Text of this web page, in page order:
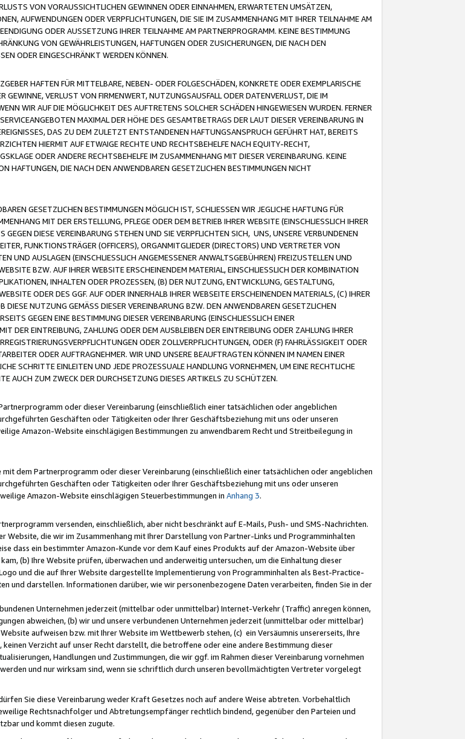
VON VORAUSSICHTLICHEN GEWINNEN ODER EINNAHMEN, ERWARTETEN UMSÄTZEN,
AUFWENDUNGEN ODER VERPFLICHTUNGEN, DIE SIE IM ZUSAMMENHANG MIT IHRER TEILNAHME AM
ODER AUSSETZUNG IHRER TEILNAHME AM PARTNERPROGRAMM. KEINE BESTIMMUNG
VON GEWÄHRLEISTUNGEN, HAFTUNGEN ODER ZUSICHERUNGEN, DIE NACH DEN
ODER EINGESCHRÄNKT WERDEN KÖNNEN.
HAFTEN FÜR MITTELBARE, NEBEN- ODER FOLGESCHÄDEN, KONKRETE ODER EXEMPLARISCHE
VERLUST VON FIRMENWERT, NUTZUNGSAUSFALL ODER DATENVERLUST, DIE IM
WIR AUF DIE MÖGLICHKEIT DES AUFTRETENS SOLCHER SCHÄDEN HINGEWIESEN WURDEN. FERNER
MAXIMAL DER HÖHE DES GESAMTBETRAGS DER LAUT DIESER VEREINBARUNG IN
DAS ZU DEM ZULETZT ENTSTANDENEN HAFTUNGSANSPRUCH GEFÜHRT HAT, BEREITS
HIERMIT AUF ETWAIGE RECHTE UND RECHTSBEHELFE NACH EQUITY-RECHT,
ODER ANDERE RECHTSBEHELFE IM ZUSAMMENHANG MIT DIESER VEREINBARUNG. KEINE
HAFTUNGEN, DIE NACH DEN ANWENDBAREN GESETZLICHEN BESTIMMUNGEN NICHT
GESETZLICHEN BESTIMMUNGEN MÖGLICH IST, SCHLIESSEN WIR JEGLICHE HAFTUNG FÜR
MIT DER ERSTELLUNG, PFLEGE ODER DEM BETRIEB IHRER WEBSITE (EINSCHLIESSLICH IHRER
DIESE VEREINBARUNG STEHEN UND SIE VERPFLICHTEN SICH, UNS, UNSERE VERBUNDENEN
FUNKTIONSTRÄGER (OFFICERS), ORGANMITGLIEDER (DIRECTORS) UND VERTRETER VON
UND AUSLAGEN (EINSCHLIESSLICH ANGEMESSENER ANWALTSGEBÜHREN) FREIZUSTELLEN UND
BZW. AUF IHRER WEBSITE ERSCHEINENDEM MATERIAL, EINSCHLIESSLICH DER KOMBINATION
INHALTEN ODER PROZESSEN, (B) DER NUTZUNG, ENTWICKLUNG, GESTALTUNG,
ODER DES GGF. AUF ODER INNERHALB IHRER WEBSEITE ERSCHEINENDEN MATERIALS, (C) IHRER
NUTZUNG GEMÄSS DIESER VEREINBARUNG BZW. DEN ANWENDBAREN GESETZLICHEN
GEGEN EINE BESTIMMUNG DIESER VEREINBARUNG (EINSCHLIESSLICH EINER
DER EINTREIBUNG, ZAHLUNG ODER DEM AUSBLEIBEN DER EINTREIBUNG ODER ZAHLUNG IHRER
ODER ZOLLVERPFLICHTUNGEN, ODER (F) FAHRLÄSSIGKEIT ODER
ODER AUFTRAGNEHMER. WIR UND UNSERE BEAUFTRAGTEN KÖNNEN IM NAMEN EINER
SCHRITTE EINLEITEN UND JEDE PROZESSUALE HANDLUNG VORNEHMEN, UM EINE RECHTLICHE
AUCH ZUM ZWECK DER DURCHSETZUNG DIESES ARTIKELS ZU SCHÜTZEN.
oder dieser Vereinbarung (einschließlich einer tatsächlichen oder angeblichen
Geschäften oder Tätigkeiten oder Ihrer Geschäftsbeziehung mit uns oder unseren
Amazon-Website einschlägigen Bestimmungen zu anwendbarem Recht und Streitbeilegung in
dem Partnerprogramm oder dieser Vereinbarung (einschließlich einer tatsächlichen oder angeblichen
Geschäften oder Tätigkeiten oder Ihrer Geschäftsbeziehung mit uns oder unseren
Amazon-Website einschlägigen Steuerbestimmungen in Anhang 3.
versenden, einschließlich, aber nicht beschränkt auf E-Mails, Push- und SMS-Nachrichten.
Website, die wir im Zusammenhang mit Ihrer Darstellung von Partner-Links und Programminhalten
dass ein bestimmter Amazon-Kunde vor dem Kauf eines Produkts auf der Amazon-Website über
(b) Ihre Website prüfen, überwachen und anderweitig untersuchen, um die Einhaltung dieser
und die auf Ihrer Website dargestellte Implementierung von Programminhalten als Best-Practice-
und darstellen. Informationen darüber, wie wir personenbezogene Daten verarbeiten, finden Sie in der
Unternehmen jederzeit (mittelbar oder unmittelbar) Internet-Verkehr (Traffic) anregen können,
abweichen, (b) wir und unsere verbundenen Unternehmen jederzeit (unmittelbar oder mittelbar)
aufweisen bzw. mit Ihrer Website im Wettbewerb stehen, (c) ein Versäumnis unsererseits, Ihre
Verzicht auf unser Recht darstellt, die betroffene oder eine andere Bestimmung dieser
Handlungen und Zustimmungen, die wir ggf. im Rahmen dieser Vereinbarung vornehmen
und nur wirksam sind, wenn sie schriftlich durch unseren bevollmächtigten Vertreter vorgelegt
Sie diese Vereinbarung weder Kraft Gesetzes noch auf andere Weise abtreten. Vorbehaltlich
Rechtsnachfolger und Abtretungsempfänger rechtlich bindend, gegenüber den Parteien und
und kommt diesen zugute.